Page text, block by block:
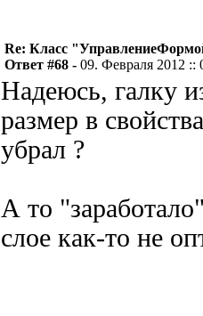
Re: Класс
Ответ #68 - 09. Февраля 2012 ::
Надеюсь, галку
размер в
убрал ?
А то
слое как-то не